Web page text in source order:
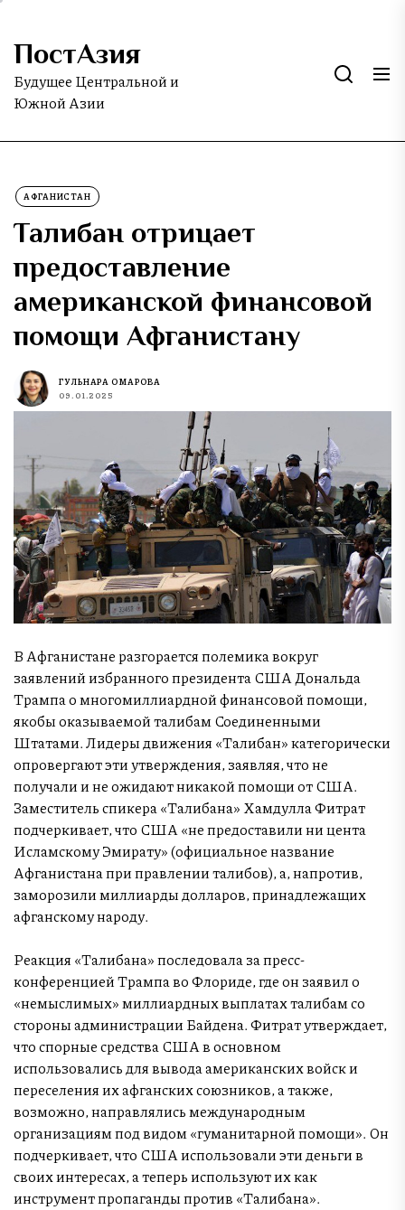
Skip
the
content
ПостАзия
Будущее Центральной и
Южной Азии
АФГАНИСТАН
Талибан отрицает
предоставление
американской финансовой
помощи Афганистану
ГУЛЬНАРА ОМАРОВА
09.01.2025
В Афганистане разгорается полемика вокруг
заявлений избранного президента США Дональда
Трампа о многомиллиардной финансовой помощи,
якобы оказываемой талибам Соединенными
Штатами. Лидеры движения «Талибан» категорически
опровергают эти утверждения, заявляя, что не
получали и не ожидают никакой помощи от США.
Заместитель спикера «Талибана» Хамдулла Фитрат
подчеркивает, что США «не предоставили ни цента
Исламскому Эмирату» (официальное название
Афганистана при правлении талибов), а, напротив,
заморозили миллиарды долларов, принадлежащих
афганскому народу.
Реакция «Талибана» последовала за пресс-
конференцией Трампа во Флориде, где он заявил о
«немыслимых» миллиардных выплатах талибам со
стороны администрации Байдена. Фитрат утверждает,
что спорные средства США в основном
использовались для вывода американских войск и
переселения их афганских союзников, а также,
возможно, направлялись международным
организациям под видом «гуманитарной помощи». Он
подчеркивает, что США использовали эти деньги в
своих интересах, а теперь используют их как
инструмент пропаганды против «Талибана».